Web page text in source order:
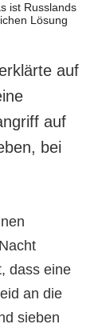
auf
auf
bei
dass eine
an die
sieben